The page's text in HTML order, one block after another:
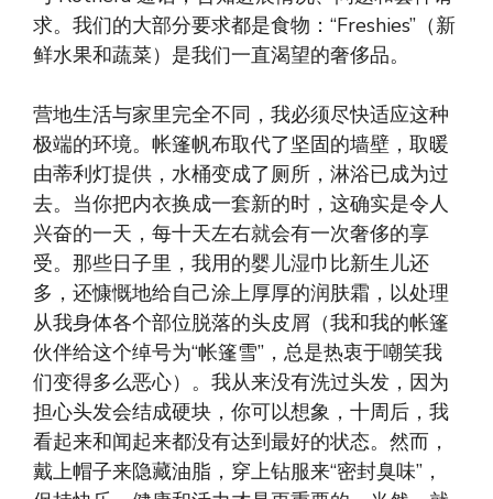
求。我们的大部分要求都是食物：“Freshies”（新
鲜水果和蔬菜）是我们一直渴望的奢侈品。
营地生活与家里完全不同，我必须尽快适应这种
极端的环境。帐篷帆布取代了坚固的墙壁，取暖
由蒂利灯提供，水桶变成了厕所，淋浴已成为过
去。当你把内衣换成一套新的时，这确实是令人
兴奋的一天，每十天左右就会有一次奢侈的享
受。那些日子里，我用的婴儿湿巾比新生儿还
多，还慷慨地给自己涂上厚厚的润肤霜，以处理
从我身体各个部位脱落的头皮屑（我和我的帐篷
伙伴给这个绰号为“帐篷雪”，总是热衷于嘲笑我
们变得多么恶心）。我从来没有洗过头发，因为
担心头发会结成硬块，你可以想象，十周后，我
看起来和闻起来都没有达到最好的状态。然而，
戴上帽子来隐藏油脂，穿上钻服来“密封臭味”，